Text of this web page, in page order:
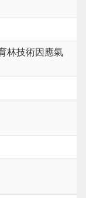
林技術因應氣